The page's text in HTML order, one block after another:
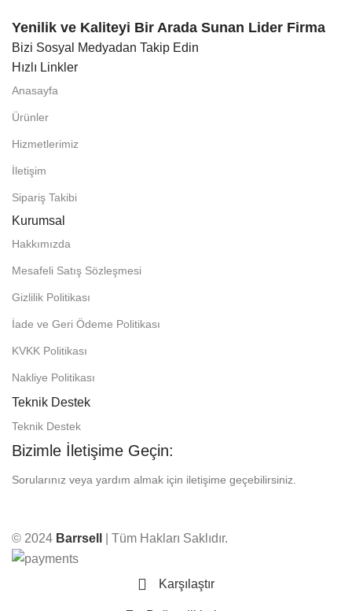
Yenilik ve Kaliteyi Bir Arada Sunan Lider Firma
Bizi Sosyal Medyadan Takip Edin
Hızlı Linkler
Anasayfa
Ürünler
Hizmetlerimiz
İletişim
Sipariş Takibi
Kurumsal
Hakkımızda
Mesafeli Satış Sözleşmesi
Gizlilik Politikası
İade ve Geri Ödeme Politikası
KVKK Politikası
Nakliye Politikası
Teknik Destek
Teknik Destek
Bizimle İletişime Geçin:
Sorularınız veya yardım almak için iletişime geçebilirsiniz.
© 2024 Barrsell | Tüm Hakları Saklıdır.
Karşılaştır